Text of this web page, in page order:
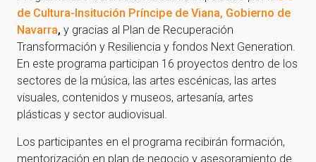
de Cultura-Insitución Príncipe de Viana, Gobierno de
Navarra, y gracias al Plan de Recuperación
Transformación y Resiliencia y fondos Next Generation.
En este programa participan 16 proyectos dentro de los
sectores de la música, las artes escénicas, las artes
visuales, contenidos y museos, artesanía, artes
plásticas y sector audiovisual.
Los participantes en el programa recibirán formación,
mentorización en plan de negocio y asesoramiento de